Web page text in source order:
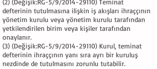
(2) (Değişik:RG-5/9/2014-29110) Teminat
defterinin tutulmasına ilişkin iş akışları ihraççının
yönetim kurulu veya yönetim kurulu tarafından
yetkilendirilen birim veya kişiler tarafından
onaylanır.
(3) (Değişik:RG-5/9/2014-29110) Kurul, teminat
defterinin ihraççının yanı sıra ayrı bir kuruluş
nezdinde de tutulmasını zorunlu tutabilir.